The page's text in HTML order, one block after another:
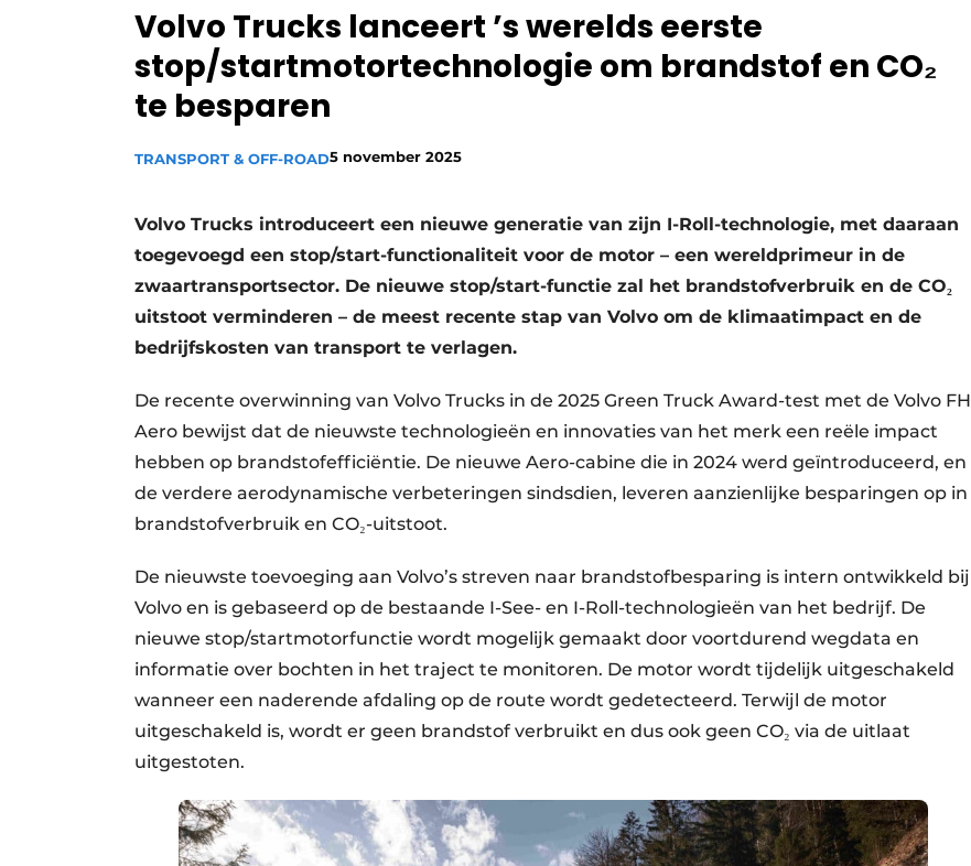
Podcasts
Privacy / Cookie statement
Vacature aanmelden
Vacatures
Video’s
Volvo Trucks lanceert ’s werelds eerste
stop/startmotortechnologie om brandstof en CO₂
te besparen
TRANSPORT & OFF-ROAD5 november 2025
Volvo Trucks introduceert een nieuwe generatie van zijn I-Roll-technologie, met daaraan
toegevoegd een stop/start-functionaliteit voor de motor – een wereldprimeur in de
zwaartransportsector. De nieuwe stop/start-functie zal het brandstofverbruik en de CO₂
uitstoot verminderen – de meest recente stap van Volvo om de klimaatimpact en de
bedrijfskosten van transport te verlagen.
De recente overwinning van Volvo Trucks in de 2025 Green Truck Award-test met de Volvo FH
Aero bewijst dat de nieuwste technologieën en innovaties van het merk een reële impact
hebben op brandstofefficiëntie. De nieuwe Aero-cabine die in 2024 werd geïntroduceerd, en
de verdere aerodynamische verbeteringen sindsdien, leveren aanzienlijke besparingen op in
brandstofverbruik en CO₂-uitstoot.
De nieuwste toevoeging aan Volvo’s streven naar brandstofbesparing is intern ontwikkeld bij
Volvo en is gebaseerd op de bestaande I-See- en I-Roll-technologieën van het bedrijf. De
nieuwe stop/startmotorfunctie wordt mogelijk gemaakt door voortdurend wegdata en
informatie over bochten in het traject te monitoren. De motor wordt tijdelijk uitgeschakeld
wanneer een naderende afdaling op de route wordt gedetecteerd. Terwijl de motor
uitgeschakeld is, wordt er geen brandstof verbruikt en dus ook geen CO₂ via de uitlaat
uitgestoten.